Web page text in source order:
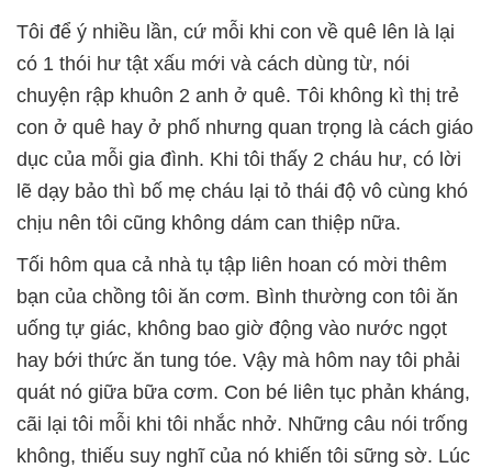
Tôi để ý nhiều lần, cứ mỗi khi con về quê lên là lại
có 1 thói hư tật xấu mới và cách dùng từ, nói
chuyện rập khuôn 2 anh ở quê. Tôi không kì thị trẻ
con ở quê hay ở phố nhưng quan trọng là cách giáo
dục của mỗi gia đình. Khi tôi thấy 2 cháu hư, có lời
lẽ dạy bảo thì bố mẹ cháu lại tỏ thái độ vô cùng khó
chịu nên tôi cũng không dám can thiệp nữa.
Tối hôm qua cả nhà tụ tập liên hoan có mời thêm
bạn của chồng tôi ăn cơm. Bình thường con tôi ăn
uống tự giác, không bao giờ động vào nước ngọt
hay bới thức ăn tung tóe. Vậy mà hôm nay tôi phải
quát nó giữa bữa cơm. Con bé liên tục phản kháng,
cãi lại tôi mỗi khi tôi nhắc nhở. Những câu nói trống
không, thiếu suy nghĩ của nó khiến tôi sững sờ. Lúc